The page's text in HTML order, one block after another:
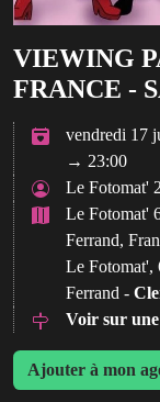
VIEWING
FRANCE -
vendredi 17
→ 23:00
Le Fotomat'
Le Fotomat'
Ferrand,
Le Fotomat',
Ferrand -
Voir sur
Ajouter à mon